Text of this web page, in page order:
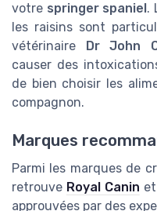
votre springer spaniel .
les raisins sont
vétérinaire
Dr John
causer des
de bien choisir les
compagnon.
Marques
Parmi les marques de
retrouve Royal Canin et
approuvées par des